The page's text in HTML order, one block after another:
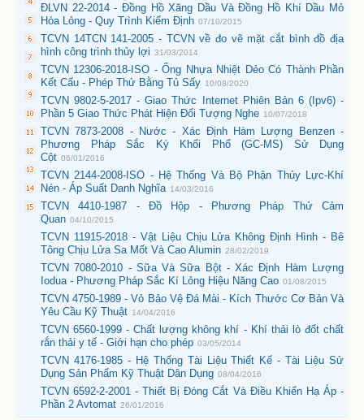
ĐLVN 22-2014 - Đồng Hồ Xăng Dầu Và Đồng Hồ Khí Dầu Mỏ
Hóa Lỏng - Quy Trình Kiểm Định 07/10/2015
TCVN 14TCN 141-2005 - TCVN về đo vẽ mặt cắt bình đồ địa
hình công trình thủy lợi 31/03/2014
TCVN 12306-2018-ISO - Ống Nhựa Nhiệt Dẻo Có Thành Phần
Kết Cấu - Phép Thử Bằng Tủ Sấy 10/08/2020
TCVN 9802-5-2017 - Giao Thức Internet Phiên Bản 6 (Ipv6) -
Phần 5 Giao Thức Phát Hiện Đối Tượng Nghe 10/07/2018
TCVN 7873-2008 - Nước - Xác Định Hàm Lượng Benzen -
Phương Pháp Sắc Ký Khối Phổ (GC-MS) Sử Dụng
Cột 06/01/2016
TCVN 2144-2008-ISO - Hệ Thống Và Bộ Phận Thủy Lực-Khí
Nén - Áp Suất Danh Nghĩa 14/03/2016
TCVN 4410-1987 - Đồ Hộp - Phương Pháp Thử Cảm
Quan 04/10/2015
TCVN 11915-2018 - Vật Liệu Chịu Lửa Không Định Hình - Bê
Tông Chịu Lửa Sa Mốt Và Cao Alumin 28/02/2019
TCVN 7080-2010 - Sữa Và Sữa Bột - Xác Định Hàm Lượng
Iodua - Phương Pháp Sắc Kí Lỏng Hiệu Năng Cao 01/08/2015
TCVN 4750-1989 - Vỏ Bảo Vệ Đá Mài - Kích Thước Cơ Bản Và
Yêu Cầu Kỹ Thuật 14/04/2016
TCVN 6560-1999 - Chất lượng không khí - Khí thải lò đốt chất
rắn thải y tế - Giới hạn cho phép 03/05/2014
TCVN 4176-1985 - Hệ Thống Tài Liệu Thiết Kế - Tài Liệu Sử
Dụng Sản Phẩm Kỹ Thuật Dân Dụng 08/04/2016
TCVN 6592-2-2001 - Thiết Bị Đóng Cắt Và Điều Khiển Hạ Áp -
Phần 2 Avtomat 26/01/2016